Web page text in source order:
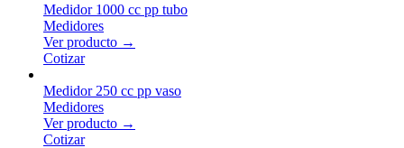
Medidor 1000 cc pp tubo
Medidores
Ver producto →
Cotizar
Medidor 250 cc pp vaso
Medidores
Ver producto →
Cotizar